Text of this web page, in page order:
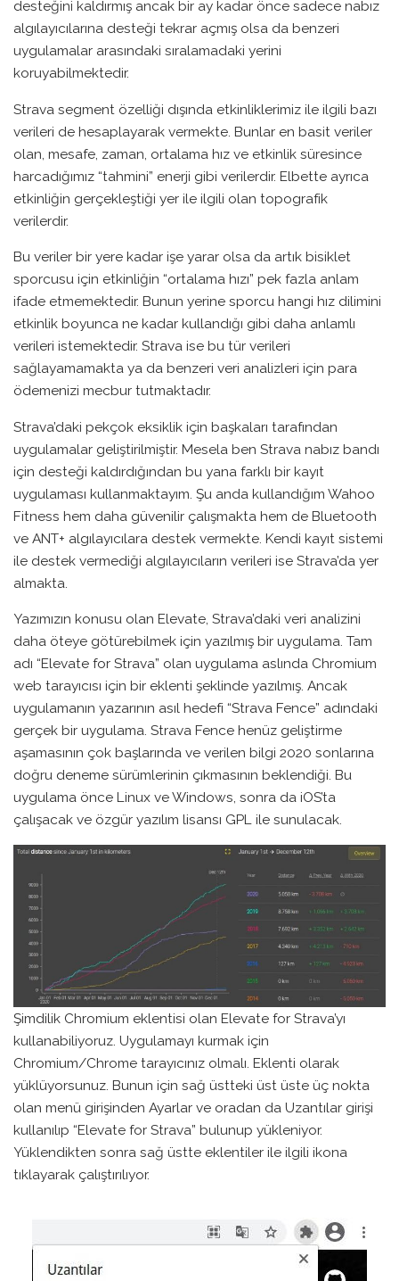
desteğini kaldırmış ancak bir ay kadar önce sadece nabız
algılayıcılarına desteği tekrar açmış olsa da benzeri
uygulamalar arasındaki sıralamadaki yerini
koruyabilmektedir.
Strava segment özelliği dışında etkinliklerimiz ile ilgili bazı
verileri de hesaplayarak vermekte. Bunlar en basit veriler
olan, mesafe, zaman, ortalama hız ve etkinlik süresince
harcadığımız “tahmini” enerji gibi verilerdir. Elbette ayrıca
etkinliğin gerçekleştiği yer ile ilgili olan topografik
verilerdir.
Bu veriler bir yere kadar işe yarar olsa da artık bisiklet
sporcusu için etkinliğin “ortalama hızı” pek fazla anlam
ifade etmemektedir. Bunun yerine sporcu hangi hız dilimini
etkinlik boyunca ne kadar kullandığı gibi daha anlamlı
verileri istemektedir. Strava ise bu tür verileri
sağlayamamakta ya da benzeri veri analizleri için para
ödemenizi mecbur tutmaktadır.
Strava’daki pekçok eksiklik için başkaları tarafından
uygulamalar geliştirilmiştir. Mesela ben Strava nabız bandı
için desteği kaldırdığından bu yana farklı bir kayıt
uygulaması kullanmaktayım. Şu anda kullandığım Wahoo
Fitness hem daha güvenilir çalışmakta hem de Bluetooth
ve ANT+ algılayıcılara destek vermekte. Kendi kayıt sistemi
ile destek vermediği algılayıcıların verileri ise Strava’da yer
almakta.
Yazımızın konusu olan Elevate, Strava’daki veri analizini
daha öteye götürebilmek için yazılmış bir uygulama. Tam
adı “Elevate for Strava” olan uygulama aslında Chromium
web tarayıcısı için bir eklenti şeklinde yazılmış. Ancak
uygulamanın yazarının asıl hedefi “Strava Fence” adındaki
gerçek bir uygulama. Strava Fence henüz geliştirme
aşamasının çok başlarında ve verilen bilgi 2020 sonlarına
doğru deneme sürümlerinin çıkmasının beklendiği. Bu
uygulama önce Linux ve Windows, sonra da iOS’ta
çalışacak ve özgür yazılım lisansı GPL ile sunulacak.
Şimdilik Chromium eklentisi olan Elevate for Strava’yı
kullanabiliyoruz. Uygulamayı kurmak için
Chromium/Chrome tarayıcınız olmalı. Eklenti olarak
yüklüyorsunuz. Bunun için sağ üstteki üst üste üç nokta
olan menü girişinden Ayarlar ve oradan da Uzantılar girişi
kullanılıp “Elevate for Strava” bulunup yükleniyor.
Yüklendikten sonra sağ üstte eklentiler ile ilgili ikona
tıklayarak çalıştırılıyor.